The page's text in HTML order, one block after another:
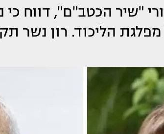
מאחורי "שיר הכטב"ם",
הליכוד. רון נשר